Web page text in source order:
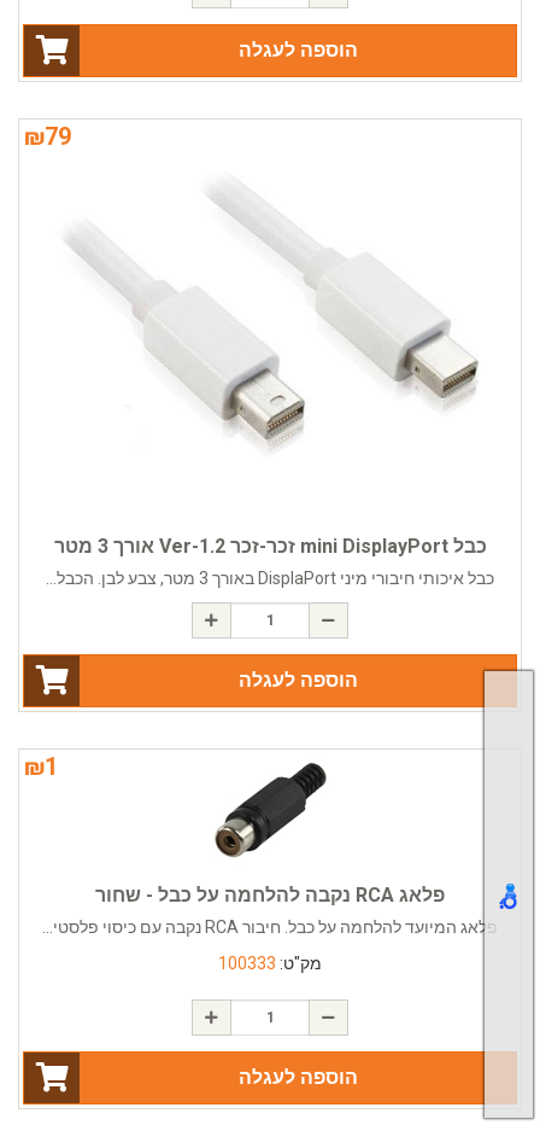
הוספה לעגלה
₪79
כבל mini DisplayPort זכר-זכר Ver-1.2 אורך 3 מטר
כבל איכותי חיבורי מיני DisplaPort באורך 3 מטר, צבע לבן. הכבל...
הוספה לעגלה
₪1
פלאג RCA נקבה להלחמה על כבל - שחור
פלאג המיועד להלחמה על כבל. חיבור RCA נקבה עם כיסוי פלסטי...
מק"ט: 100333
הוספה לעגלה